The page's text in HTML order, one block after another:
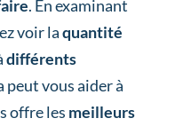
. En examinant
voir laquantité
différents
peut vous aider à
offre les meilleurs